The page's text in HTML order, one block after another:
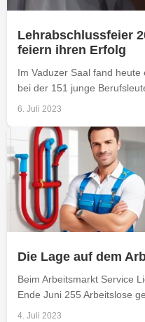
Lehrabschlussfeier
feiern ihren Erfolg
Im Vaduzer Saal fand heute
bei der 151 junge
6. Juli 2023
Die Lage auf dem
Beim Arbeitsmarkt Service
Ende Juni 255 Arbeitslose
4. Juli 2023